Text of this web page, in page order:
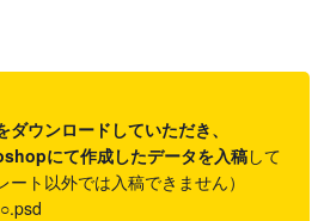
ウンロードしていただき、
にて作成したデータを入稿して
ト以外では入稿できません）